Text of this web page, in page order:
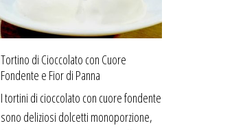
Il Pinguino
Il gelato Pinguino nasce a Torino nel
1939 nella storica gelateria Pepino di
Piazza Carignano. È stato il primo...